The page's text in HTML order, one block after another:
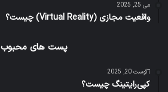
می 25, 2025
واقعیت مجازی (Virtual Reality) چیست؟
پست های محبوب
آگوست 20, 2025
کپی‌رایتینگ چیست؟